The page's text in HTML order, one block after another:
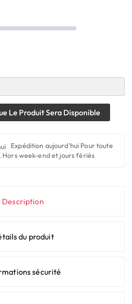
Le Produit Sera Disponible
Expédition aujourd'hui Pour toute
Hors week-end et jours fériés
Description
du produit
sécurité